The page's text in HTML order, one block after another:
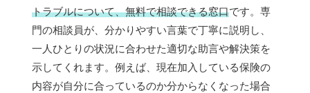
トラブルについて、無料で相談できる窓口です。専
門の相談員が、分かりやすい言葉で丁寧に説明し、
一人ひとりの状況に合わせた適切な助言や解決策を
示してくれます。例えば、現在加入している保険の
内容が自分に合っているのか分からなくなった場合